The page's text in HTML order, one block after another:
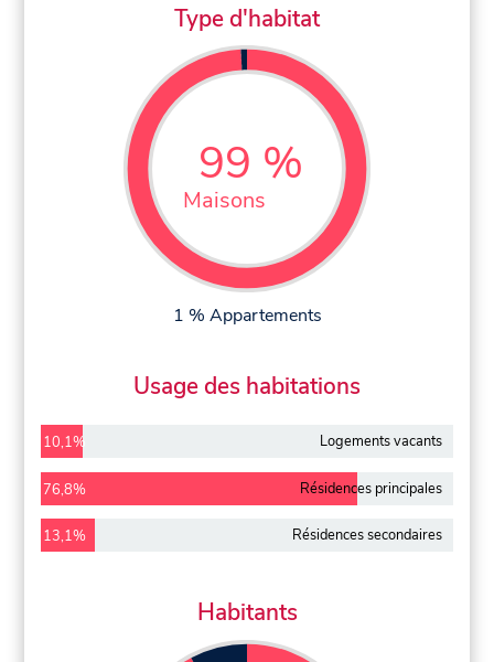
Type d'habitat
99 %
Maisons
1 % Appartements
Usage des habitations
10,1% Logements vacants
76,8% Résidences principales
13,1% Résidences secondaires
Habitants